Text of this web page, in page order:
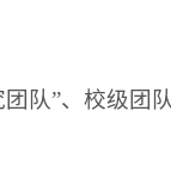
队”、校级团